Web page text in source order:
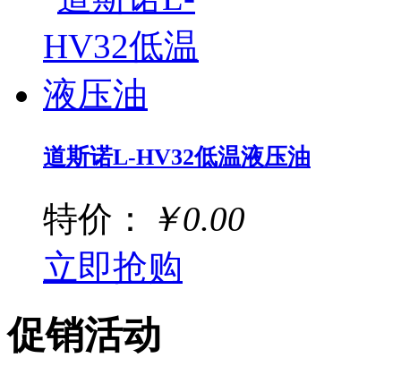
道斯诺L-HV32低温液压油
特价：
￥0.00
立即抢购
促销活动